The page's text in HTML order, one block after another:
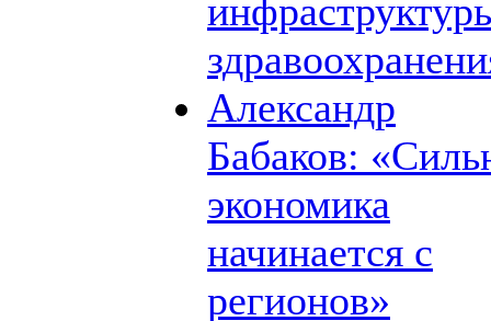
Александр
Бабаков:
экономика
начинается с
регионов»